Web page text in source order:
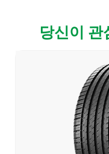
당신이 관